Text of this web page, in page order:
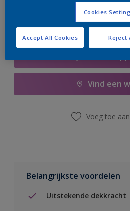
Vind een
Voeg toe
Belangrijkste voordelen
Uitstekende dekkracht
Cookies
Reject
Accept All Cookies